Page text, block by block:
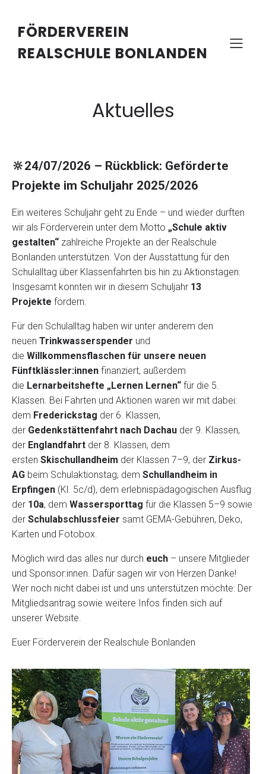
FÖRDERVEREIN
REALSCHULE BONLANDEN
Aktuelles
🔆24/07/2026 – Rückblick: Geförderte
Projekte im Schuljahr 2025/2026
Ein weiteres Schuljahr geht zu Ende – und wieder durften
wir als Förderverein unter dem Motto „Schule aktiv
gestalten“ zahlreiche Projekte an der Realschule
Bonlanden unterstützen. Von der Ausstattung für den
Schulalltag über Klassenfahrten bis hin zu Aktionstagen:
Insgesamt konnten wir in diesem Schuljahr 13
Projekte fördern.
Für den Schulalltag haben wir unter anderem den
neuen Trinkwasserspender und
die Willkommensflaschen für unsere neuen
Fünftklässler:innen finanziert, außerdem
die Lernarbeitshefte „Lernen Lernen“ für die 5.
Klassen. Bei Fahrten und Aktionen waren wir mit dabei:
dem Frederickstag der 6. Klassen,
der Gedenkstättenfahrt nach Dachau der 9. Klassen,
der Englandfahrt der 8. Klassen, dem
ersten Skischullandheim der Klassen 7–9, der Zirkus-
AG beim Schulaktionstag, dem Schullandheim in
Erpfingen (Kl. 5c/d), dem erlebnispädagogischen Ausflug
der 10a, dem Wassersporttag für die Klassen 5–9 sowie
der Schulabschlussfeier samt GEMA-Gebühren, Deko,
Karten und Fotobox.
Möglich wird das alles nur durch euch – unsere Mitglieder
und Sponsor:innen. Dafür sagen wir von Herzen Danke!
Wer noch nicht dabei ist und uns unterstützen möchte: Der
Mitgliedsantrag sowie weitere Infos finden sich auf
unserer Website.
Euer Förderverein der Realschule Bonlanden